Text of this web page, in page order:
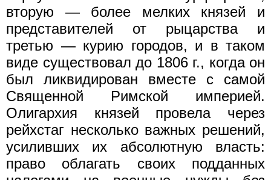
вторую — более мелких князей и
представителей от рыцарства и
третью — курию городов, и в таком
виде существовал до 1806 г., когда он
был ликвидирован вместе с самой
Священной Римской империей.
Олигархия князей провела через
рейхстаг несколько важных решений,
усиливших их абсолютную власть:
право облагать своих подданных